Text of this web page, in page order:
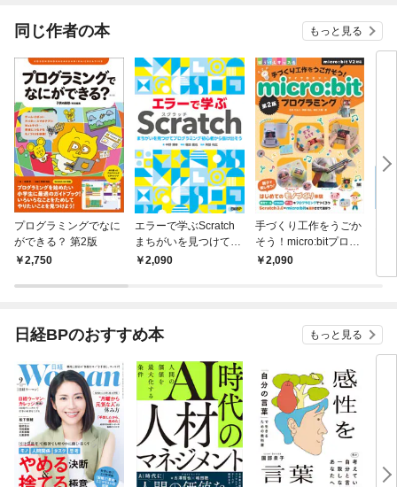
同じ作者の本 もっと見る
プログラミングでなに
ができる？ 第2版
2,750
エラーで学ぶScratch
まちがいを見つけてプ
ログラミング初心者か
2,090
手づくり工作をうごか
そう！micro:bitプログ
ラミング 第2版
2,090
日経BPのおすすめ本 もっと見る